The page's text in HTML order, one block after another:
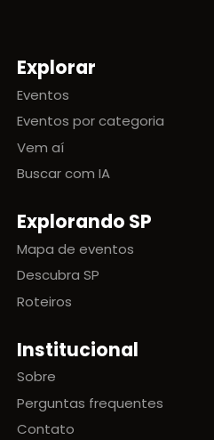
Mapa do site
Explorar
Eventos
Eventos por categoria
Vem aí
Buscar com IA
Explorando SP
Mapa de eventos
Descubra SP
Roteiros
Institucional
Sobre
Perguntas frequentes
Contato